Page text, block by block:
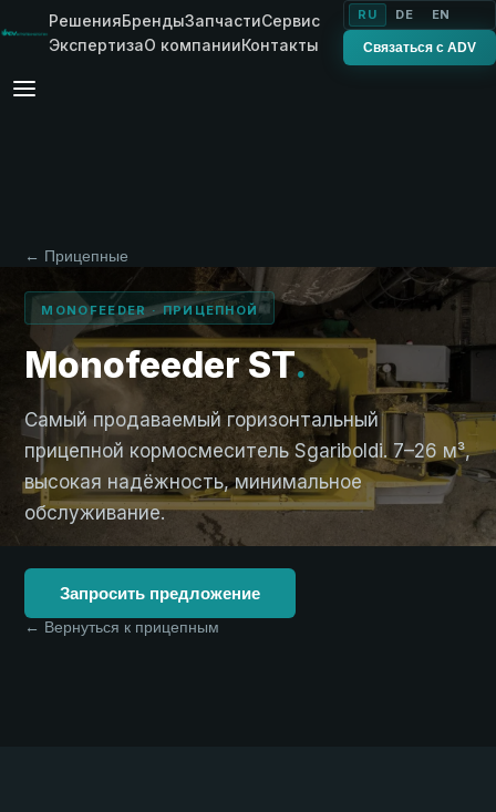
РешенияБрендыЗапчастиСервис
ЭкспертизаО компанииКонтакты
RU DE EN
Связаться с ADV
← Прицепные
MONOFEEDER · ПРИЦЕПНОЙ
Monofeeder ST.
Самый продаваемый горизонтальный
прицепной кормосмеситель Sgariboldi. 7–26 м³,
высокая надёжность, минимальное
обслуживание.
Запросить предложение
← Вернуться к прицепным